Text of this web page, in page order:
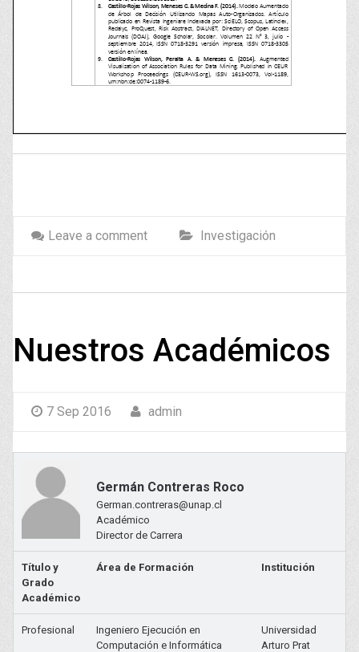
Leave a comment Investigación
Nuestros Académicos
7 Sep 2016 admin
Germán Contreras Roco
German.contreras@unap.cl
Académico
Director de Carrera
Título y
Grado
Académico
Área de Formación Institución
Profesional
Ingeniero Ejecución en
Computación e Informática
Universidad
Arturo Prat